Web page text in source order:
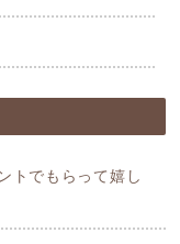
トでもらって嬉し